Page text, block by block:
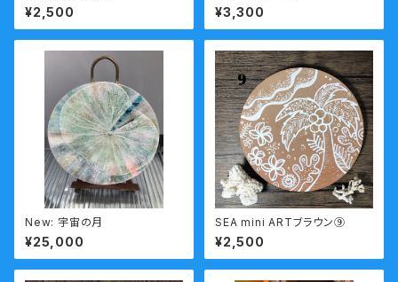
¥2,500 ¥3,300
New: 宇宙の月
¥25,000
SEA mini ARTブラウン⑨
¥2,500